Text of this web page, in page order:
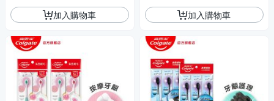
加入購物車 加入購物車